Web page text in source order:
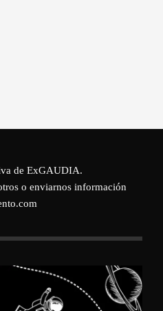
de ExGAUDIA.
o enviarnos información